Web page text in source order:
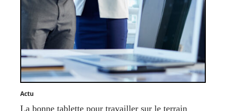
Actu
La bonne tablette pour travailler sur le terrain